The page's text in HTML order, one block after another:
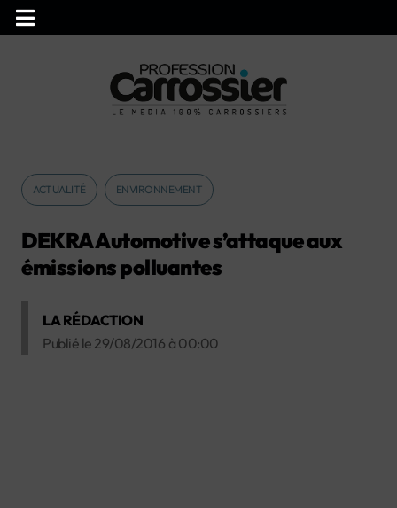
ACTUALITÉ ENVIRONNEMENT
DEKRA Automotive s’attaque aux
émissions polluantes
LA RÉDACTION
Publié le 29/08/2016 à 00:00